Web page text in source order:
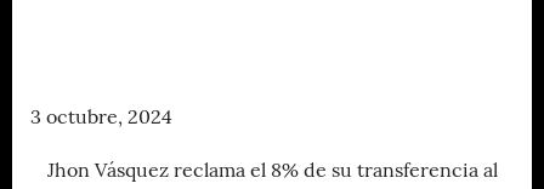
3 octubre, 2024
Jhon Vásquez reclama el 8% de su transferencia al